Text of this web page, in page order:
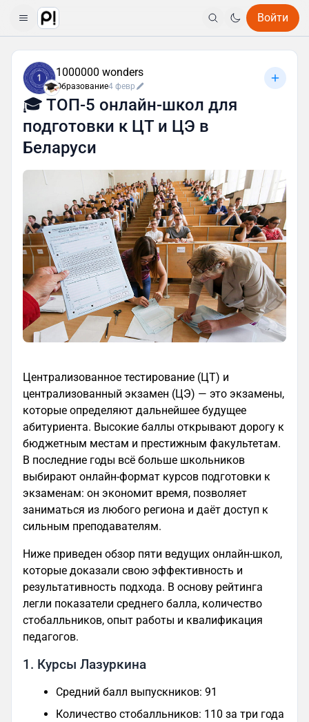
Войти
1000000 wonders
Образование4 февр
🎓 ТОП‑5 онлайн‑школ для
подготовки к ЦТ и ЦЭ в
Беларуси
Централизованное тестирование (ЦТ) и
централизованный экзамен (ЦЭ) — это экзамены,
которые определяют дальнейшее будущее
абитуриента. Высокие баллы открывают дорогу к
бюджетным местам и престижным факультетам.
В последние годы всё больше школьников
выбирают онлайн‑формат курсов подготовки к
экзаменам: он экономит время, позволяет
заниматься из любого региона и даёт доступ к
сильным преподавателям.
Ниже приведен обзор пяти ведущих онлайн‑школ,
которые доказали свою эффективность и
результативность подхода. В основу рейтинга
легли показатели среднего балла, количество
стобалльников, опыт работы и квалификация
педагогов.
1. Курсы Лазуркина
Средний балл выпускников: 91
Количество стобалльников: 110 за три года